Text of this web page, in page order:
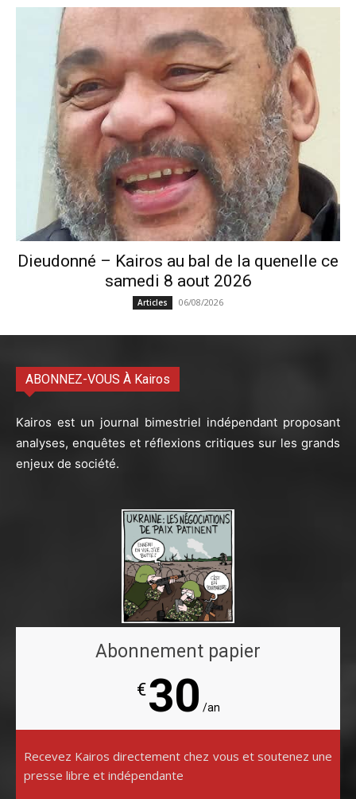
Dieudonné – Kairos au bal de la quenelle ce
samedi 8 aout 2026
Articles 06/08/2026
ABONNEZ-VOUS À Kairos
Kairos est un journal bimestriel indépendant proposant
analyses, enquêtes et réflexions critiques sur les grands
enjeux de société.
Abonnement papier
€30 /an
Recevez Kairos directement chez vous et soutenez une
presse libre et indépendante